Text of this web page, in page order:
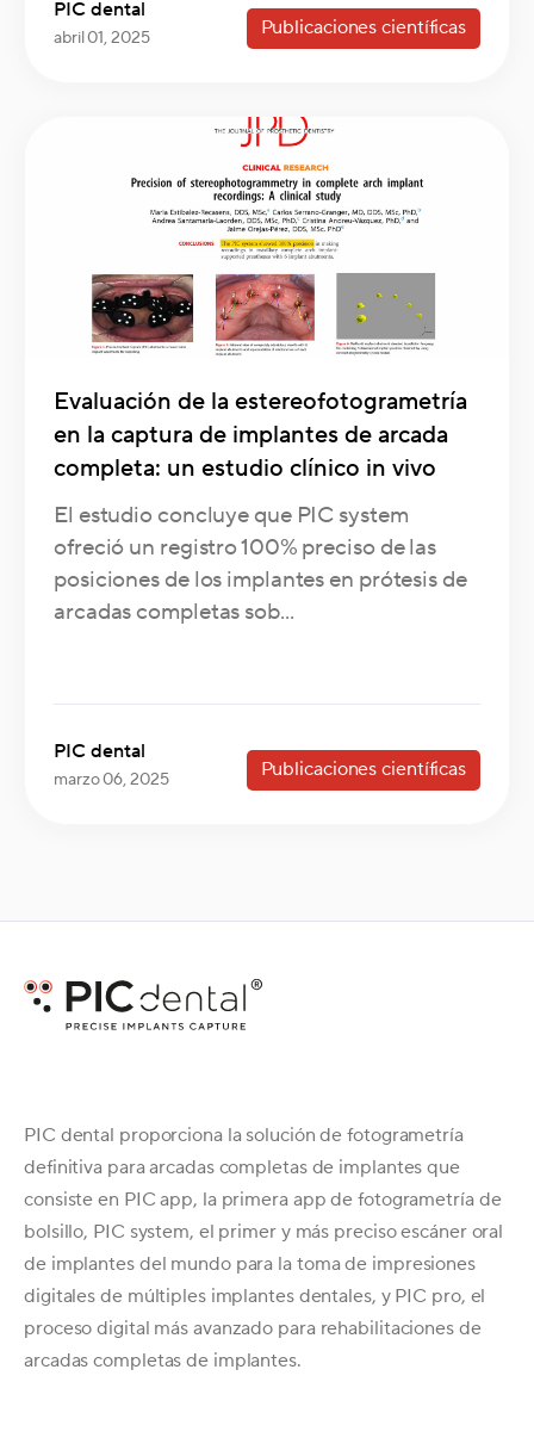
PIC dental
abril 01, 2025 Publicaciones científicas
Evaluación de la estereofotogrametría
en la captura de implantes de arcada
completa: un estudio clínico in vivo
El estudio concluye que PIC system
ofreció un registro 100% preciso de las
posiciones de los implantes en prótesis de
arcadas completas sob...
PIC dental
marzo 06, 2025 Publicaciones científicas
PIC dental proporciona la solución de fotogrametría
definitiva para arcadas completas de implantes que
consiste en PIC app, la primera app de fotogrametría de
bolsillo, PIC system, el primer y más preciso escáner oral
de implantes del mundo para la toma de impresiones
digitales de múltiples implantes dentales, y PIC pro, el
proceso digital más avanzado para rehabilitaciones de
arcadas completas de implantes.